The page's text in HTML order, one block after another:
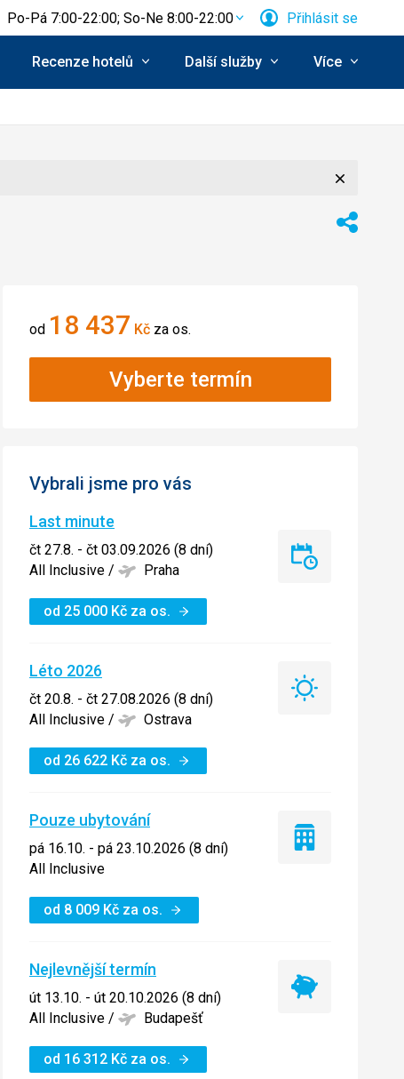
Po-Pá 7:00-22:00; So-Ne 8:00-22:00 Přihlásit se
Recenze hotelů Další služby Více
Sdílet
od 18 437 Kč za os.
Vyberte termín
Vybrali jsme pro vás
Last minute
čt 27.8. - čt 03.09.2026 (8 dní)
All Inclusive / Praha
od 25 000 Kč za os.
Last
Léto 2026
čt 20.8. - čt 27.08.2026 (8 dní)
All Inclusive / Ostrava
od 26 622 Kč za os.
Léto
Pouze ubytování
pá 16.10. - pá 23.10.2026 (8 dní)
All Inclusive
od 8 009 Kč za os.
Pouze
Nejlevnější termín
út 13.10. - út 20.10.2026 (8 dní)
All Inclusive / Budapešť
od 16 312 Kč za os.
Nejlevnější